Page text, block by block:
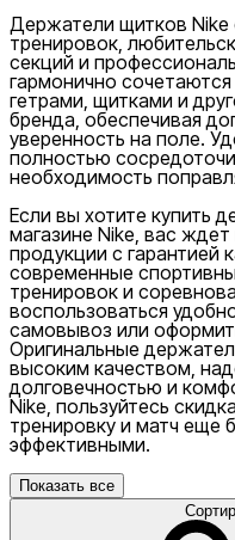
Держатели щитков Nike
тренировок,
секций и
гармонично
гетрами, щитками и
бренда, обеспечивая
уверенность на поле.
полностью
необходимость
Если вы хотите купить
магазине Nike, вас
продукции с гарантией
современные
тренировок и
воспользоваться
самовывоз или
Оригинальные
высоким качеством,
долговечностью и
Nike, пользуйтесь
тренировку и матч еще
эффективными.
Показать все